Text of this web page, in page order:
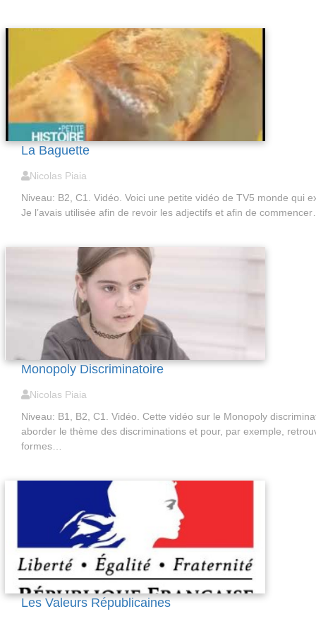
La Baguette
Nicolas Piaia
Niveau: B2, C1. Vidéo. Voici une petite vidéo de TV5 monde qui
Je l’avais utilisée afin de revoir les adjectifs et afin de
Monopoly Discriminatoire
Nicolas Piaia
Niveau: B1, B2, C1. Vidéo. Cette vidéo sur le Monopoly
aborder le thème des discriminations et pour, par exemple,
formes…
Les Valeurs Républicaines